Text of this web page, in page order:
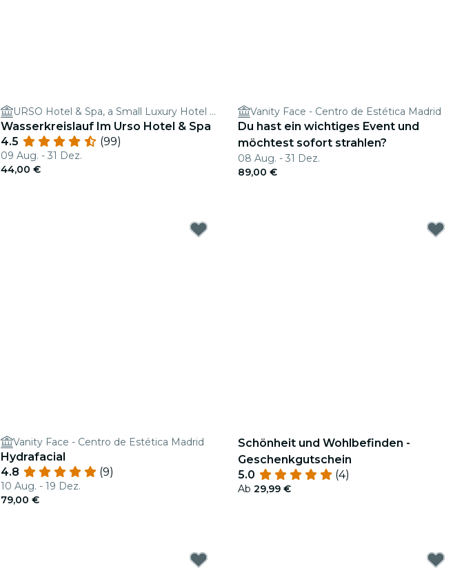
URSO Hotel & Spa, a Small Luxury Hotel of the World
Wasserkreislauf Im Urso Hotel & Spa
4.5
(99)
09 Aug. - 31 Dez.
44,00 €
Vanity Face - Centro de Estética Madrid
Du hast ein wichtiges Event und
möchtest sofort strahlen?
08 Aug. - 31 Dez.
89,00 €
Vanity Face - Centro de Estética Madrid
Hydrafacial
4.8
(9)
10 Aug. - 19 Dez.
79,00 €
Schönheit und Wohlbefinden -
Geschenkgutschein
5.0
(4)
Ab 29,99 €